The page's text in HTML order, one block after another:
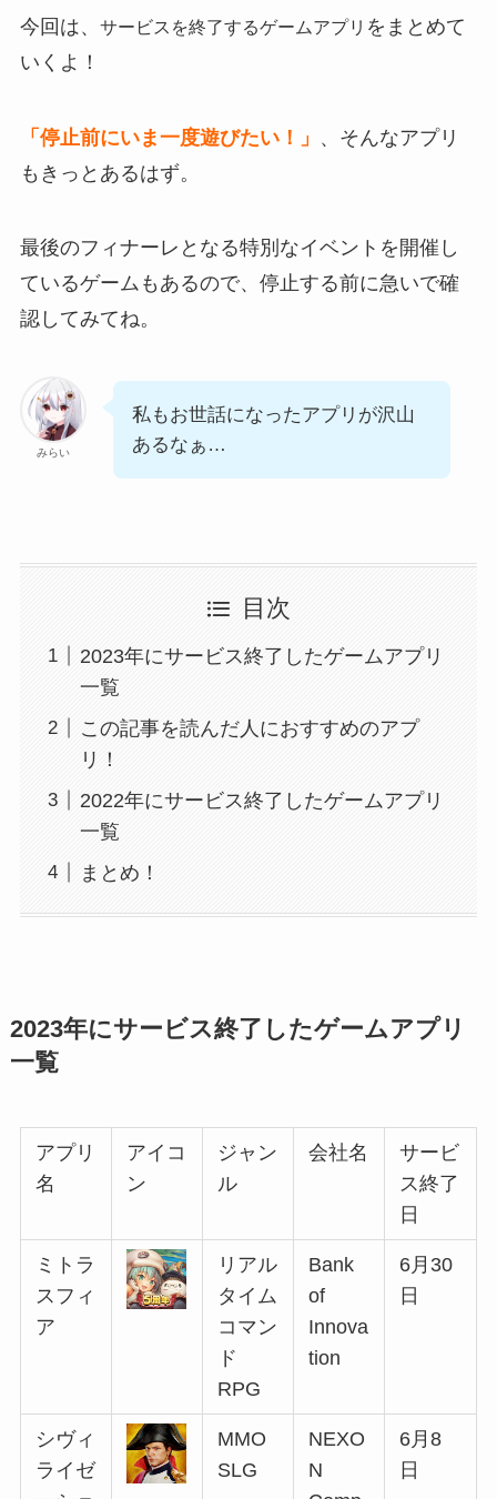
今回は、 サービスを終了するゲームアプリ をまとめて
いくよ！
「停止前にいま一度遊びたい！」 、そんなアプリ
もきっとあるはず。
最後のフィナーレとなる特別なイベント を開催し
ているゲームもあるので、停止する前に急いで確
認してみてね。
みらい
私もお世話になったアプリが沢山
あるなぁ…
目次
2023年にサービス終了したゲームアプリ
一覧
この記事を読んだ人におすすめのアプ
リ！
2022年にサービス終了したゲームアプリ
一覧
まとめ！
2023年にサービス終了したゲームアプリ
一覧
アプリ
名
アイコ
ン
ジャン
ル
会社名
サービ
ス終了
日
ミトラ
スフィ
ア
リアル
タイム
コマン
ド
RPG
Bank
of
Innova
tion
6月30
日
シヴィ
ライゼ
MMO
SLG
NEXO
N
6月8
日